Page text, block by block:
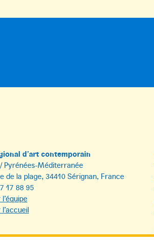
d’art contemporain
Pyrénées-Méditerranée
de la plage, 34410 Sérignan, France
17 88 95